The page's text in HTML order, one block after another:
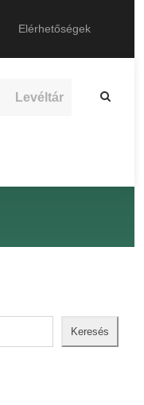
Elérhetőségek
Levéltár
Keresés